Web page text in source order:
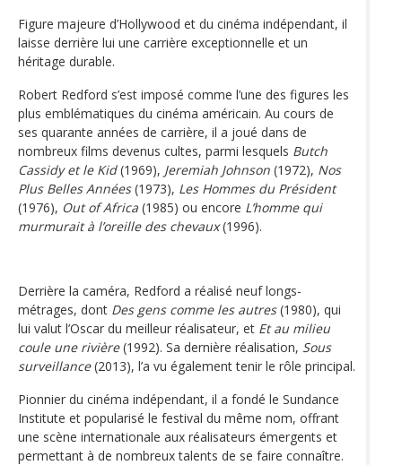
Figure majeure d’Hollywood et du cinéma indépendant, il
laisse derrière lui une carrière exceptionnelle et un
héritage durable.
Robert Redford s’est imposé comme l’une des figures les
plus emblématiques du cinéma américain. Au cours de
ses quarante années de carrière, il a joué dans de
nombreux films devenus cultes, parmi lesquels Butch
Cassidy et le Kid(1969), Jeremiah Johnson (1972), Nos
Plus Belles Années(1973), Les Hommes du Président
(1976), Out of Africa (1985) ou encore L’homme qui
murmurait à l’oreille des chevaux(1996).
Derrière la caméra, Redford a réalisé neuf longs-
métrages, dont Des gens comme les autres(1980), qui
lui valut l’Oscar du meilleur réalisateur, et Et au milieu
coule une rivière(1992). Sa dernière réalisation, Sous
surveillance(2013), l’a vu également tenir le rôle principal.
Pionnier du cinéma indépendant, il a fondé le Sundance
Institute et popularisé le festival du même nom, offrant
une scène internationale aux réalisateurs émergents et
permettant à de nombreux talents de se faire connaître.